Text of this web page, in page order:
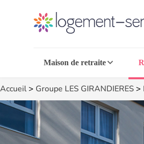
Maison de retraite
Accueil> Groupe LES GIRANDIERES>